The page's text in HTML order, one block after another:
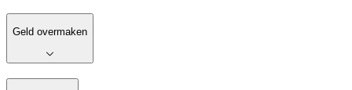
Geld overmaken